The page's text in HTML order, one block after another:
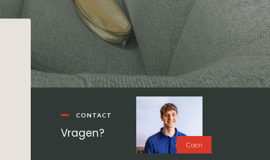
Primaire
Sidebar
Coen
CONTACT
Vragen?